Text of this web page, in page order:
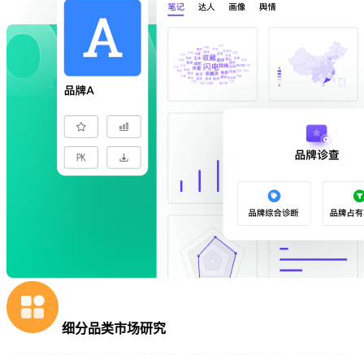
细分品类市场研究